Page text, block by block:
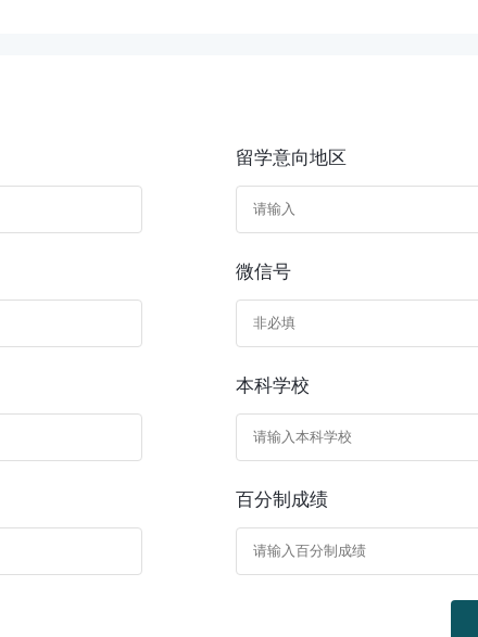
留学意向地区
微信号
本科学校
百分制成绩